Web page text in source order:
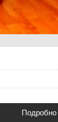
Подробно